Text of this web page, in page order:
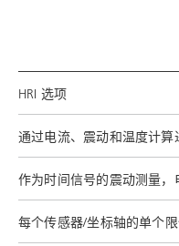
HRI 选项
通过电流、震动和温度计算
作为时间信号的震动测量
每个传感器/坐标轴的单个